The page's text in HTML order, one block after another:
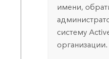
имени,
систему
организации.